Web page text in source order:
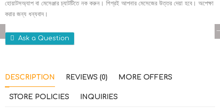
হোয়াটসঅ্যাপ বা মেসেঞ্জার চ্যাটটিতে নক করুন। শিগ্রই আপনার মেসেজের উত্তর দেয়া হবে। অপেক্ষা
করার জন্য ধন্যবাদ।
Ask a Question
DESCRIPTION REVIEWS (0) MORE OFFERS
STORE POLICIES INQUIRIES